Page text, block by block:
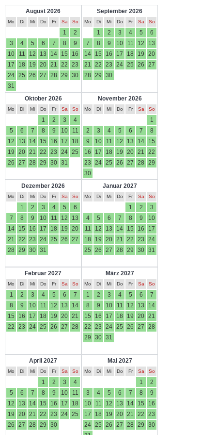
August 2026
Mo Di Mi Do Fr Sa So
1
2
3
4 5 6 7 8
9
10
11 12 13 14 15
16
17
18 19 20 21 22
23
24 25 26 27 28 29
30
31
September 2026
Mo Di Mi Do Fr Sa So
1 2 3 4 5
6
7
8 9 10 11 12
13
14
15 16 17 18 19
20
21
22 23 24 25 26
27
28
29 30
Oktober 2026
Mo Di Mi Do Fr Sa So
1 2 3
4
5
6 7 8 9 10
11
12
13 14 15 16 17
18
19
20 21 22 23 24 25
26
27 28 29 30 31
November 2026
Mo Di Mi Do Fr Sa So
1
2
3 4 5 6 7
8
9
10 11 12 13 14
15
16
17 18 19 20 21
22
23
24 25 26 27 28
29
30
Dezember 2026
Mo Di Mi Do Fr Sa So
1 2 3 4 5
6
7
8 9 10 11 12
13
14
15 16 17 18 19
20
21
22 23 24 25 26
27
28
29 30 31
Januar 2027
Mo Di Mi Do Fr Sa So
1 2
3
4
5 6 7 8 9
10
11
12 13 14 15 16
17
18
19 20 21 22 23
24
25
26 27 28 29 30 31
Februar 2027
Mo Di Mi Do Fr Sa So
1 2 3 4 5 6
7
8
9 10 11 12 13
14
15
16 17 18 19 20 21
22
23 24 25 26 27 28
März 2027
Mo Di Mi Do Fr Sa So
1 2 3 4 5 6
7
8
9 10 11 12 13
14
15
16 17 18 19 20 21
22
23 24 25 26 27
28
29
30 31
April 2027
Mo Di Mi Do Fr Sa So
1 2 3
4
5
6 7 8 9 10
11
12
13 14 15 16 17
18
19
20 21 22 23 24 25
26
27 28 29 30
Mai 2027
Mo Di Mi Do Fr Sa So
1
2
3
4 5 6 7 8
9
10
11 12 13 14 15
16
17
18 19 20 21 22
23
24 25 26 27 28 29
30